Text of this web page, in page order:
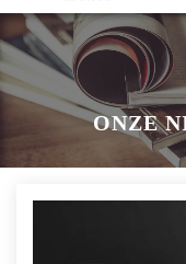
ONZE